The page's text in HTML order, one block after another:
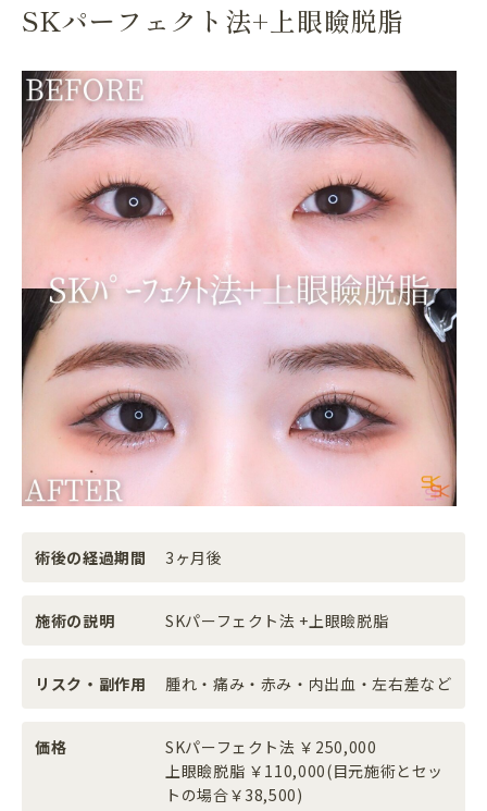
SKパーフェクト法+上眼瞼脱脂
術後の経過期間 3ヶ月後
施術の説明 SKパーフェクト法 +上眼瞼脱脂
リスク・副作用 腫れ・痛み・赤み・内出血・左右差など
価格
SKパーフェクト法 ￥250,000
上眼瞼脱脂 ￥110,000(目元施術とセッ
トの場合￥38,500)